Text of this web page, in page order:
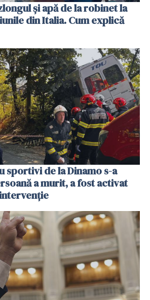
și apă de la robinet la
din Italia. Cum explică
sportivi de la Dinamo s-a
a murit, a fost activat